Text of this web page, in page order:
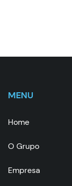
MENU
Home
O Grupo
Empresa